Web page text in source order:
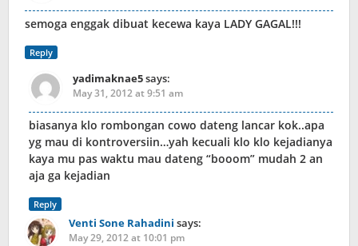
semoga enggak dibuat kecewa kaya LADY GAGAL!!!
Reply
yadimaknae5says:
May 31, 2012 at 9:51 am
biasanya klo rombongan cowo dateng lancar kok..apa
yg mau di kontroversiin…yah kecuali klo klo kejadianya
kaya mu pas waktu mau dateng “booom” mudah 2 an
aja ga kejadian
Reply
Venti Sone Rahadini says:
May 29, 2012 at 10:01 pm